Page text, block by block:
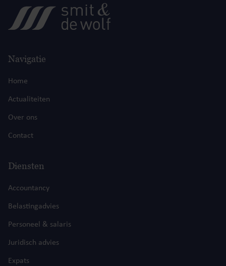
Navigatie
Home
Actualiteiten
Over ons
Contact
Diensten
Accountancy
Belastingadvies
Personeel & salaris
Juridisch advies
Expats